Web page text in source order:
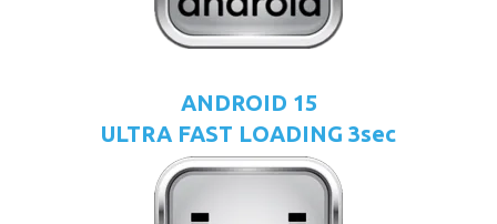
ANDROID 15
ULTRA FAST LOADING 3sec